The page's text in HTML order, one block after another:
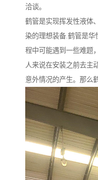
洽谈。
鹤管是实现挥发性液体
染的理想装备.鹤管是华
程中可能遇到一些难题
人来说在安装之前去主
意外情况的产生。那么